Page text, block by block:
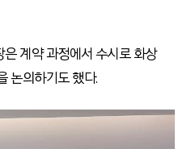
계약 과정에서 수시로 화상
논의하기도 했다.